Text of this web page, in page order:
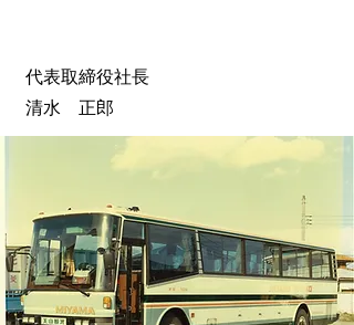
代表取締役社長
清水 正郎